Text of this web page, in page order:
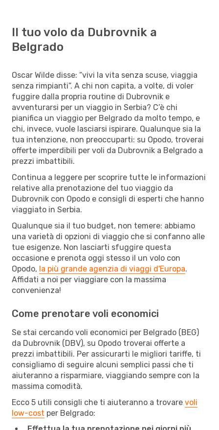
Il tuo volo da Dubrovnik a
Belgrado
Oscar Wilde disse: “vivi la vita senza scuse, viaggia
senza rimpianti”. A chi non capita, a volte, di voler
fuggire dalla propria routine di Dubrovnik e
avventurarsi per un viaggio in Serbia? C’è chi
pianifica un viaggio per Belgrado da molto tempo, e
chi, invece, vuole lasciarsi ispirare. Qualunque sia la
tua intenzione, non preoccuparti: su Opodo, troverai
offerte imperdibili per voli da Dubrovnik a Belgrado a
prezzi imbattibili.
Continua a leggere per scoprire tutte le informazioni
relative alla prenotazione del tuo viaggio da
Dubrovnik con Opodo e consigli di esperti che hanno
viaggiato in Serbia.
Qualunque sia il tuo budget, non temere: abbiamo
una varietà di opzioni di viaggio che si confanno alle
tue esigenze. Non lasciarti sfuggire questa
occasione e prenota oggi stesso il un volo con
Opodo, la più grande agenzia di viaggi d'Europa.
Affidati a noi per viaggiare con la massima
convenienza!
Come prenotare voli economici
Se stai cercando voli economici per Belgrado (BEG)
da Dubrovnik (DBV), su Opodo troverai offerte a
prezzi imbattibili. Per assicurarti le migliori tariffe, ti
consigliamo di seguire alcuni semplici passi che ti
aiuteranno a risparmiare, viaggiando sempre con la
massima comodità.
Ecco 5 utili consigli che ti aiuteranno a trovare voli
low-cost per Belgrado: